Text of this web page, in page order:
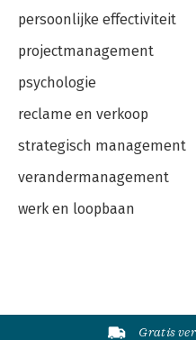
persoonlijke effectiviteit
projectmanagement
psychologie
reclame en verkoop
strategisch management
verandermanagement
werk en loopbaan
Gratis